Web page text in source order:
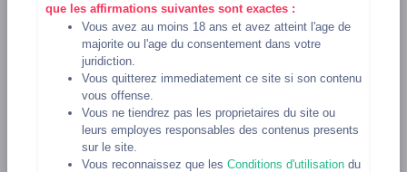
que les affirmations suivantes sont exactes :
Vous avez au moins 18 ans et avez atteint l'age de
majorite ou l'age du consentement dans votre
juridiction.
Vous quitterez immediatement ce site si son contenu
vous offense.
Vous ne tiendrez pas les proprietaires du site ou
leurs employes responsables des contenus presents
sur le site.
Vous reconnaissez que les Conditions d'utilisation du
LESOTHO LIBERIA LIBYAN ARAB JAMAHIRIYA
LIECHTENSTEIN LITHUANIA LUXEMBOURG MACAO
MACEDONIA, THE FORMER YUGOSLAV REPUBLIC OF
MADAGASCAR MALAWI
MARSHALL ISLANDS MARTINIQUE MAURITANIA
MAURITIUS MAYOTTE MEXICO